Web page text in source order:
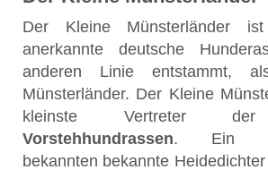
Der Kleine Münsterländer
anerkannte deutsche
anderen Linie entstammt,
Münsterländer. Der Kleine
kleinste Vertreter der
Vorstehhundrassen. Ein
bekannten bekannte Heidedichter